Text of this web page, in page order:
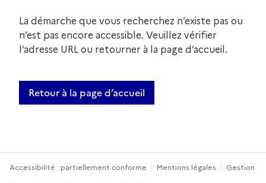
La démarche que vous recherchez n’existe pas ou
n’est pas encore accessible. Veuillez vérifier
l’adresse URL ou retourner à la page d’accueil.
Retour à la page d’accueil
Accessibilité : partiellement conforme Mentions légales Gestion